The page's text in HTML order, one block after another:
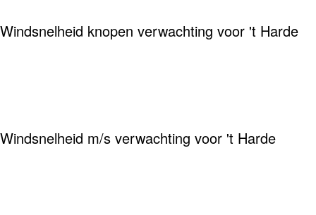
Windsnelheid knopen verwachting voor 't Harde
Windsnelheid m/s verwachting voor 't Harde